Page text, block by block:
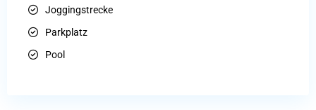
Joggingstrecke
Parkplatz
Pool